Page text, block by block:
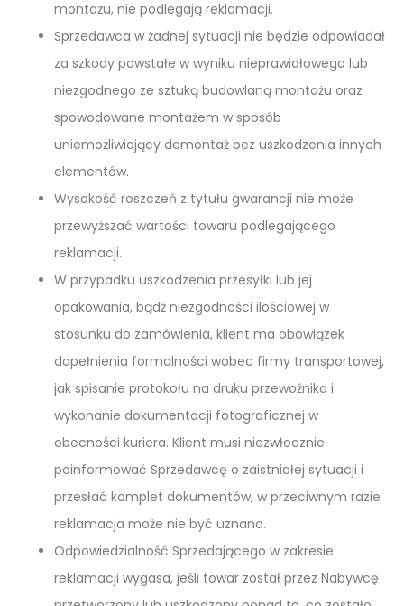
montażu, nie podlegają reklamacji.
Sprzedawca w żadnej sytuacji nie będzie odpowiadał
za szkody powstałe w wyniku nieprawidłowego lub
niezgodnego ze sztuką budowlaną montażu oraz
spowodowane montażem w sposób
uniemożliwiający demontaż bez uszkodzenia innych
elementów.
Wysokość roszczeń z tytułu gwarancji nie może
przewyższać wartości towaru podlegającego
reklamacji.
W przypadku uszkodzenia przesyłki lub jej
opakowania, bądź niezgodności ilościowej w
stosunku do zamówienia, klient ma obowiązek
dopełnienia formalności wobec firmy transportowej,
jak spisanie protokołu na druku przewoźnika i
wykonanie dokumentacji fotograficznej w
obecności kuriera. Klient musi niezwłocznie
poinformować Sprzedawcę o zaistniałej sytuacji i
przesłać komplet dokumentów, w przeciwnym razie
reklamacja może nie być uznana.
Odpowiedzialność Sprzedającego w zakresie
reklamacji wygasa, jeśli towar został przez Nabywcę